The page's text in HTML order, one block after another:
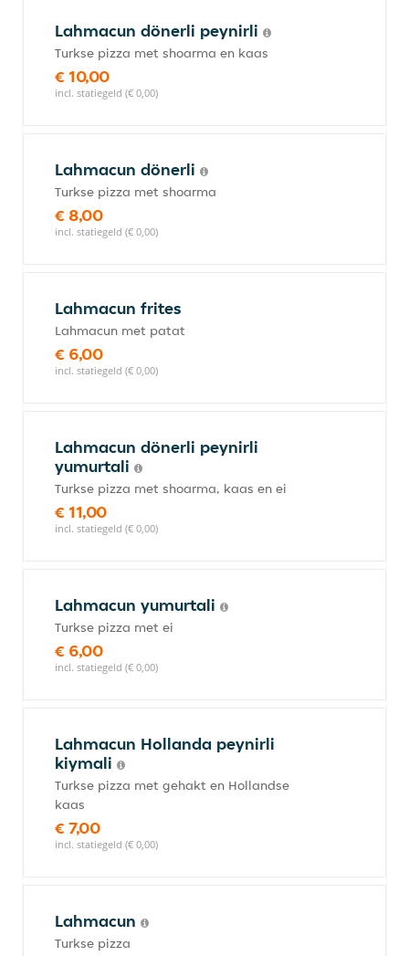
Lahmacun dönerli peynirli
Turkse pizza met shoarma en kaas
€ 10,00
incl. statiegeld (€ 0,00)
Lahmacun dönerli
Turkse pizza met shoarma
€ 8,00
incl. statiegeld (€ 0,00)
Lahmacun frites
Lahmacun met patat
€ 6,00
incl. statiegeld (€ 0,00)
Lahmacun dönerli peynirli
yumurtali
Turkse pizza met shoarma, kaas en ei
€ 11,00
incl. statiegeld (€ 0,00)
Lahmacun yumurtali
Turkse pizza met ei
€ 6,00
incl. statiegeld (€ 0,00)
Lahmacun Hollanda peynirli
kiymali
Turkse pizza met gehakt en Hollandse
kaas
€ 7,00
incl. statiegeld (€ 0,00)
Lahmacun
Turkse pizza